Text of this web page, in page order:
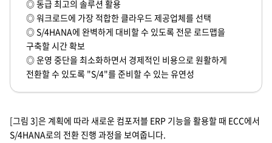
◎ 동급 최고의 솔루션 활용
◎ 워크로드에 가장 적합한 클라우드 제공업체를 선택
◎ S/4HANA에 완벽하게 대비할 수 있도록 전문 로드맵을
구축할 시간 확보
◎ 운영 중단을 최소화하면서 경제적인 비용으로 원활하게
전환할 수 있도록 "S/4"를 준비할 수 있는 유연성
[그림 3]은 계획에 따라 새로운 컴포저블 ERP 기능을 활용할 때 ECC에서
S/4HANA로의 전환 진행 과정을 보여줍니다.